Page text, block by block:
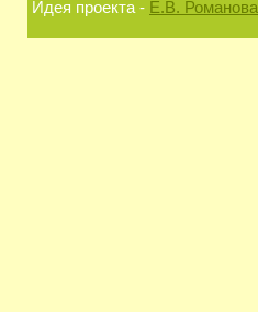
Идея проекта - Е.В. Романова